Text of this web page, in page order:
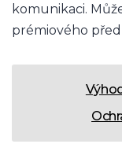
komunikaci.
prémiového